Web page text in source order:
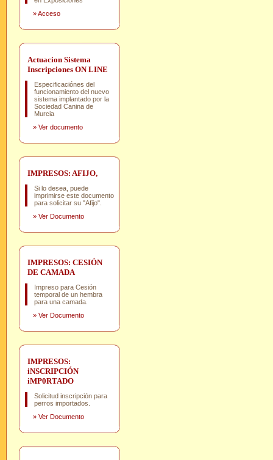
»Acceso
Actuacion Sistema
Inscripciones ON LINE
Especificaciónes del
funcionamiento del nuevo
sistema implantado por la
Sociedad Canina de
Murcia
» Ver documento
IMPRESOS: AFIJO,
Si lo desea, puede
imprimirse este documento
para solicitar su "Afijo".
» Ver Documento
IMPRESOS: CESIÓN
DE CAMADA
Impreso para Cesión
temporal de un hembra
para una camada.
» Ver Documento
IMPRESOS:
iNSCRIPCIÓN
iMP0RTADO
Solicitud inscripción para
perros importados.
» Ver Documento